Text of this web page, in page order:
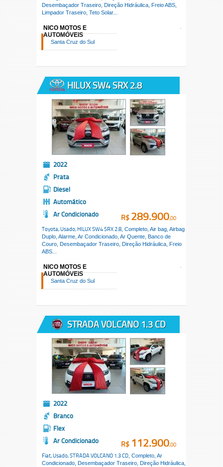
Desembaçador Traseiro, Direção Hidráulica, Freio ABS,
Limpador Traseiro, Teto Solar...
NICO MOTOS E
AUTOMÓVEIS
Santa Cruz do Sul
HILUX SW4 SRX 2.8
2022
Prata
Diesel
Automático
Ar Condicionado
Toyota, Usado, HILUX SW4 SRX 2.8 , Completo, Air bag, Airbag
Duplo, Alarme, Ar Condicionado, Ar Quente, Banco de
Couro, Desembaçador Traseiro, Direção Hidráulica, Freio
ABS...
R$ 289.900,00
NICO MOTOS E
AUTOMÓVEIS
Santa Cruz do Sul
STRADA VOLCANO 1.3 CD
2022
Branco
Flex
Ar Condicionado
Fiat, Usado,STRADA VOLCANO 1.3 CD , Completo, Ar
Condicionado, Desembaçador Traseiro, Direção Hidráulica,
R$ 112.900,00